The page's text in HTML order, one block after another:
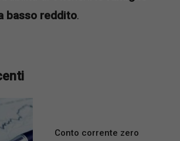
basso reddito.
Conto corrente zero